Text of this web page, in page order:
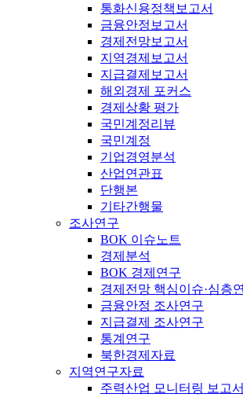
통화신용정책보고서
금융안정보고서
경제전망보고서
지역경제보고서
지급결제보고서
해외경제 포커스
경제상황 평가
국민계정리뷰
국민계정
기업경영분석
산업연관표
단행본
기타간행물
조사연구
BOK 이슈노트
경제분석
BOK 경제연구
경제전망 핵심이슈·심층
금융안정 조사연구
지급결제 조사연구
통계연구
북한경제자료
지역연구자료
주력산업 모니터링 보고서